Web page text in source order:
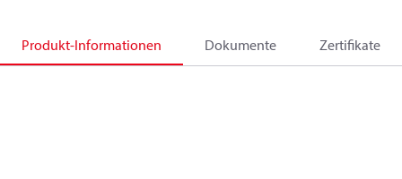
Produkt-Informationen Dokumente Zertifikate